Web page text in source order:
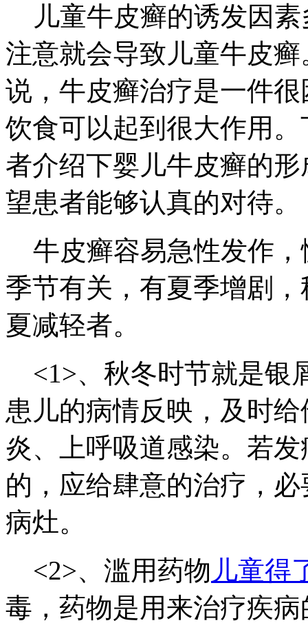
儿童牛皮癣的诱发因素
注意就会导致儿童牛皮
说，牛皮癣治疗是一件
饮食可以起到很大作用
者介绍下婴儿牛皮癣的
望患者能够认真的对待。
牛皮癣容易急性发作，
季节有关，有夏季增剧
夏减轻者。
<1>、秋冬时节就是银
患儿的病情反映，及时
炎、上呼吸道感染。若
的，应给肆意的治疗，
病灶。
<2>、滥用药物 儿童得
毒，药物是用来治疗疾